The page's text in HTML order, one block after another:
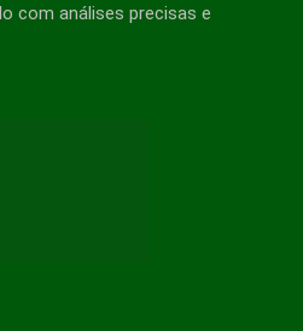
com análises precisas e